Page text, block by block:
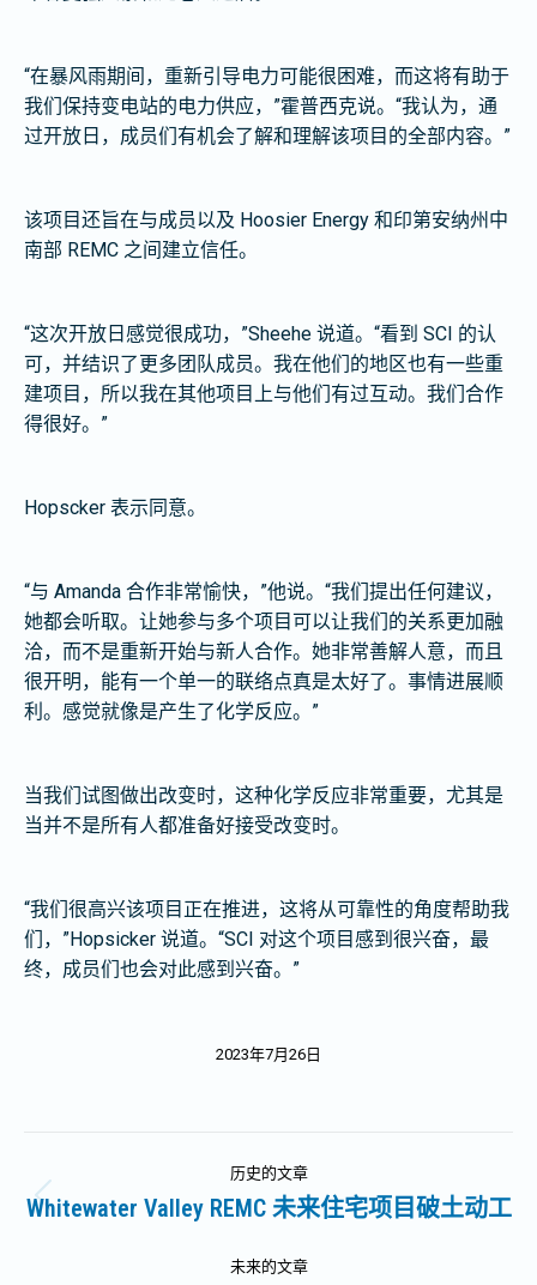
“在暴风雨期间，重新引导电力可能很困难，而这将有助于
我们保持变电站的电力供应，”霍普西克说。“我认为，通
过开放日，成员们有机会了解和理解该项目的全部内容。”
该项目还旨在与成员以及 Hoosier Energy 和印第安纳州中
南部 REMC 之间建立信任。
“这次开放日感觉很成功，”Sheehe 说道。“看到 SCI 的认
可，并结识了更多团队成员。我在他们的地区也有一些重
建项目，所以我在其他项目上与他们有过互动。我们合作
得很好。”
Hopscker 表示同意。
“与 Amanda 合作非常愉快，”他说。“我们提出任何建议，
她都会听取。让她参与多个项目可以让我们的关系更加融
洽，而不是重新开始与新人合作。她非常善解人意，而且
很开明，能有一个单一的联络点真是太好了。事情进展顺
利。感觉就像是产生了化学反应。”
当我们试图做出改变时，这种化学反应非常重要，尤其是
当并不是所有人都准备好接受改变时。
“我们很高兴该项目正在推进，这将从可靠性的角度帮助我
们，”Hopsicker 说道。“SCI 对这个项目感到很兴奋，最
终，成员们也会对此感到兴奋。”
2023年7月26日
章
历史的文章
历
的
Whitewater Valley REMC 未来住宅项目破土动工
未来的文章